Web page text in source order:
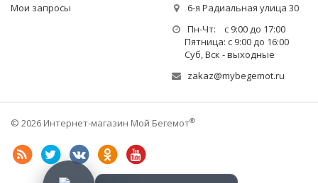
Мои запросы
6-я Радиальная улица 30
Пн-Чт: с 9:00 до 17:00
Пятница: с 9:00 до 16:00
Суб, Вск - выходные
zakaz@mybegemot.ru
© 2026 Интернет-магазин Мой Бегемот®